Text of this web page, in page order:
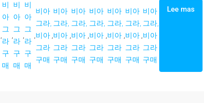
비
아
그
라
구
매
비
아
그
라
구
매
비
아
그
라
구
매
비아
그라,
비아
그라
구매
비아
그라,
비아
그라
구매
비아
그라,
비아
그라
구매
비아
그라,
비아
그라
구매
비아
그라,
비아
그라
구매
비아
그라,
비아
그라
구매
비아
그라,
비아
그라
구매
Lee mas